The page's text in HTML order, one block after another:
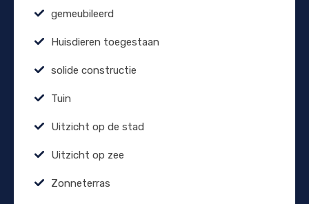
gemeubileerd
Huisdieren toegestaan
solide constructie
Tuin
Uitzicht op de stad
Uitzicht op zee
Zonneterras